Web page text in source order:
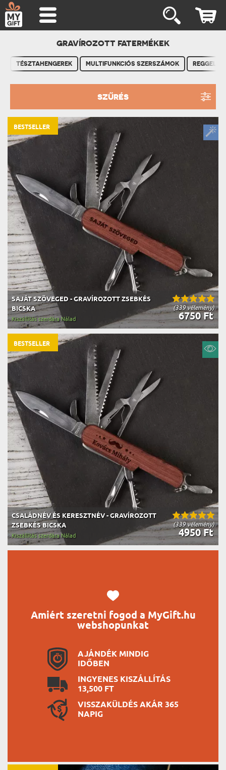
GRAVÍROZOTT FATERMÉKEK
TÉSZTAHENGEREK MULTIFUNKCIÓS SZERSZÁMOK
SZŰRÉS
(339 vélemény)
SAJÁT SZÖVEGED - GRAVÍROZOTT ZSEBKÉS
BICSKA
6750 Ft
Kiszállítás szerdára Nálad
BESTSELLER
(339 vélemény)
CSALÁDNÉV ÉS KERESZTNÉV - GRAVÍROZOTT
ZSEBKÉS BICSKA
4950 Ft
Kiszállítás szerdára Nálad
BESTSELLER
Amiért szeretni fogod a MyGift.hu
webshopunkat
AJÁNDÉK MINDIG
IDŐBEN
INGYENES KISZÁLLÍTÁS
13,500 FT
VISSZAKÜLDÉS AKÁR 365
NAPIG